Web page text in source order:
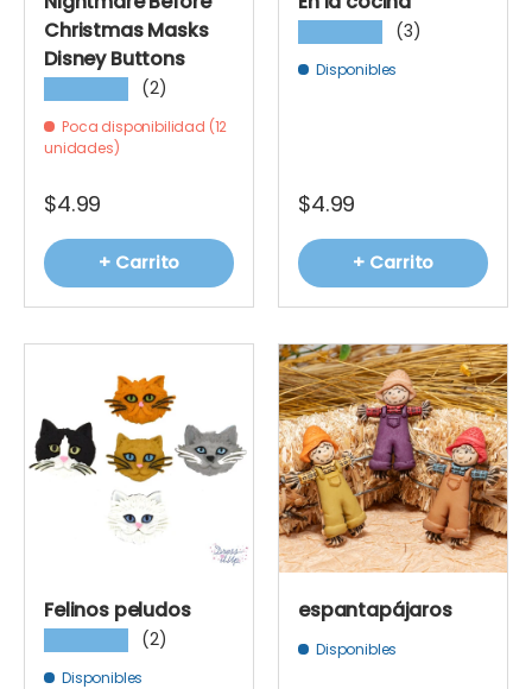
Christmas Masks
Disney Buttons
(2)
Poca disponibilidad (12
unidades)
$4.99
+ Carrito
(3)
Disponibles
$4.99
+ Carrito
Felinos peludos
(2)
Disponibles
espantapájaros
Disponibles